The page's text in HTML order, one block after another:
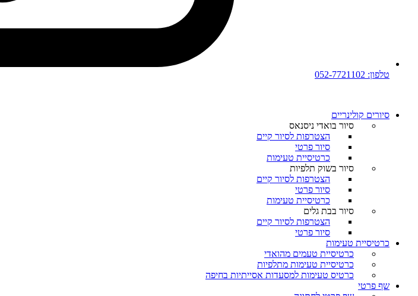
טלפון: 052-7721102
סיורים קולינריים​
סיור בואדי ניסנאס
הצטרפות לסיור קיים
סיור פרטי
כרטיסיית טעימות
סיור בשוק תלפיות
הצטרפות לסיור קיים
סיור פרטי
כרטיסיית טעימות
סיור בבת גלים
הצטרפות לסיור קיים
סיור פרטי
כרטיסיית טעימות
כרטיסיית טעמים מהואדי
כרטיסיית טעימות מתלפיות
כרטיס טעימות למסעדות אסייתיות בחיפה
שף פרטי